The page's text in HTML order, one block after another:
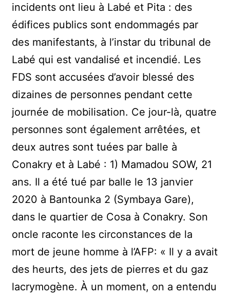
incidents ont lieu à Labé et Pita : des
édifices publics sont endommagés par
des manifestants, à l’instar du tribunal de
Labé qui est vandalisé et incendié. Les
FDS sont accusées d’avoir blessé des
dizaines de personnes pendant cette
journée de mobilisation. Ce jour-là, quatre
personnes sont également arrêtées, et
deux autres sont tuées par balle à
Conakry et à Labé : 1) Mamadou SOW, 21
ans. Il a été tué par balle le 13 janvier
2020 à Bantounka 2 (Symbaya Gare),
dans le quartier de Cosa à Conakry. Son
oncle raconte les circonstances de la
mort de jeune homme à l’AFP: « Il y a avait
des heurts, des jets de pierres et du gaz
lacrymogène. À un moment, on a entendu